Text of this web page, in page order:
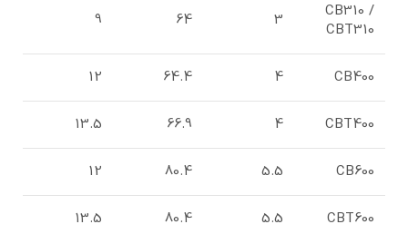
CB310 /
CBT310
3
64
9
CB400
4
64.4
12
CBT400
4
66.9
13.5
CB600
5.5
80.4
12
CBT600
5.5
80.4
13.5